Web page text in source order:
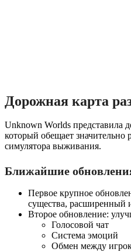
Дорожная карта
Unknown Worlds представила
который обещает значительно
симулятора выживания.
Ближайшие
Первое крупное
существа, расширенный
Второе обновление:
Голосовой чат
Система эмоций
Обмен между